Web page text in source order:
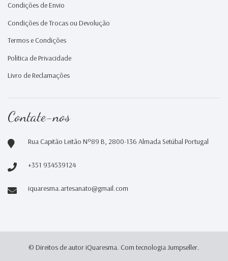
Condições de Envio
Condições de Trocas ou Devolução
Termos e Condições
Política de Privacidade
Livro de Reclamações
Contate-nos
Rua Capitão Leitão Nº89 B, 2800-136 Almada Setúbal Portugal
+351 934539124
iquaresma.artesanato@gmail.com
© Direitos de autor iQuaresma. Com tecnologia Jumpseller.